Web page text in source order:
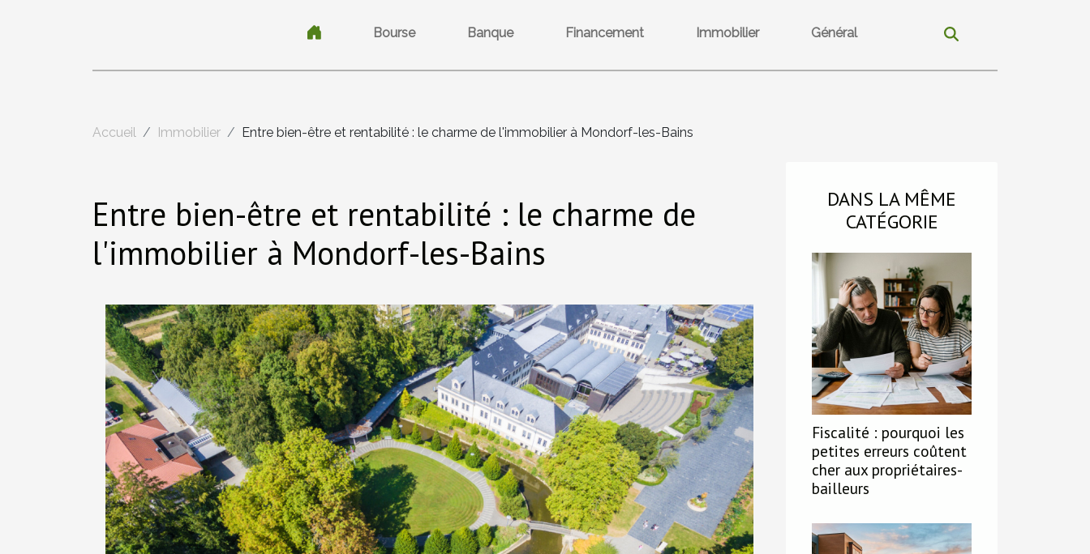
Bourse Banque Financement Immobilier Général
Accueil Immobilier Entre bien-être et rentabilité : le charme de l'immobilier à Mondorf-les-Bains
Entre bien-être et rentabilité : le charme de
l'immobilier à Mondorf-les-Bains
DANS LA MÊME
CATÉGORIE
Fiscalité : pourquoi les
petites erreurs coûtent
cher aux propriétaires-
bailleurs